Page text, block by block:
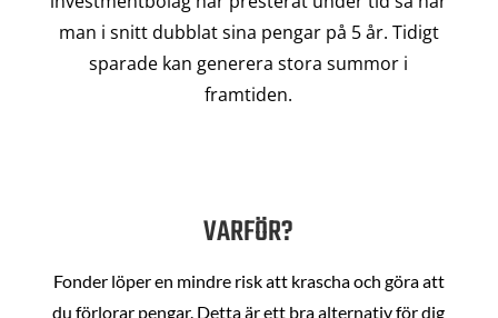
man i snitt dubblat sina pengar på 5 år. Tidigt
sparade kan generera stora summor i
framtiden.
VARFÖR?
Fonder löper en mindre risk att krascha och göra att
du förlorar pengar. Detta är ett bra alternativ för dig